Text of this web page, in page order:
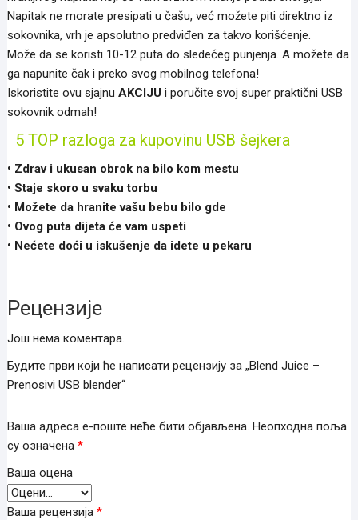
Napitak ne morate presipati u čašu, već možete piti direktno iz
sokovnika, vrh je apsolutno predviđen za takvo korišćenje.
Može da se koristi 10-12 puta do sledećeg punjenja. A možete da
ga napunite čak i preko svog mobilnog telefona!
Iskoristite ovu sjajnu AKCIJUi poručite svoj super praktični USB
sokovnik odmah!
5 TOP razloga za kupovinu USB šejkera
• Zdrav i ukusan obrok na bilo kom mestu
• Staje skoro u svaku torbu
• Možete da hranite vašu bebu bilo gde
• Ovog puta dijeta će vam uspeti
• Nećete doći u iskušenje da idete u pekaru
Рецензије
Још нема коментара.
Будите први који ће написати рецензију за „Blend Juice –
Prenosivi USB blender“
Ваша адреса е-поште неће бити објављена. Неопходна поља
су означена *
Ваша оцена
Ваша рецензија *